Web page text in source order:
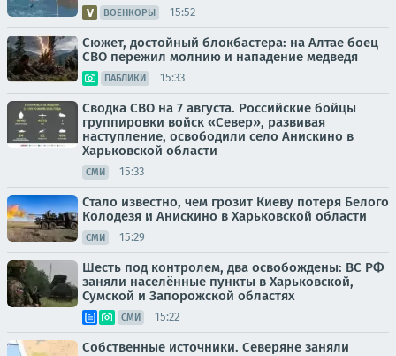
ВОЕНКОРЫ 15:52
Сюжет, достойный блокбастера: на Алтае боец
СВО пережил молнию и нападение медведя
ПАБЛИКИ 15:33
Сводка СВО на 7 августа. Российские бойцы
группировки войск «Север», развивая
наступление, освободили село Анискино в
Харьковской области
СМИ 15:33
Стало известно, чем грозит Киеву потеря Белого
Колодезя и Анискино в Харьковской области
СМИ 15:29
Шесть под контролем, два освобождены: ВС РФ
заняли населённые пункты в Харьковской,
Сумской и Запорожской областях
СМИ 15:22
Собственные источники. Северяне заняли